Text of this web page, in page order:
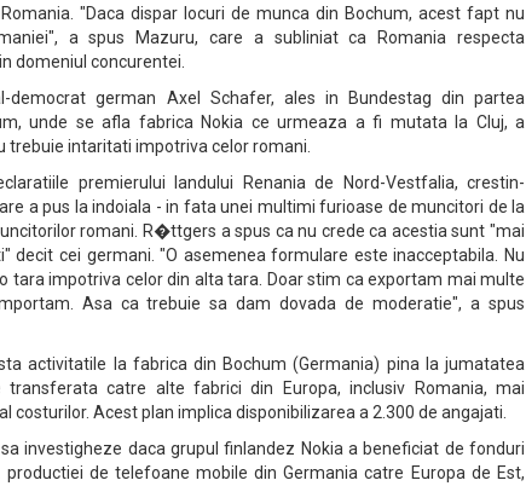
"Daca dispar locuri de munca din Bochum, acest fapt nu
a spus Mazuru, care a subliniat ca Romania respecta
domeniul concurentei.
democrat german Axel Schafer, ales in Bundestag din partea
unde se afla fabrica Nokia ce urmeaza a fi mutata la Cluj, a
trebuie intaritati impotriva celor romani.
premierului landului Renania de Nord-Vestfalia, crestin-
a pus la indoiala - in fata unei multimi furioase de muncitori de la
romani. R�ttgers a spus ca nu crede ca acestia sunt "mai
decit cei germani. "O asemenea formulare este inacceptabila. Nu
tara impotriva celor din alta tara. Doar stim ca exportam mai multe
Asa ca trebuie sa dam dovada de moderatie", a spus
activitatile la fabrica din Bochum (Germania) pina la jumatatea
catre alte fabrici din Europa, inclusiv Romania, mai
costurilor. Acest plan implica disponibilizarea a 2.300 de angajati.
investigheze daca grupul finlandez Nokia a beneficiat de fonduri
de telefoane mobile din Germania catre Europa de Est,